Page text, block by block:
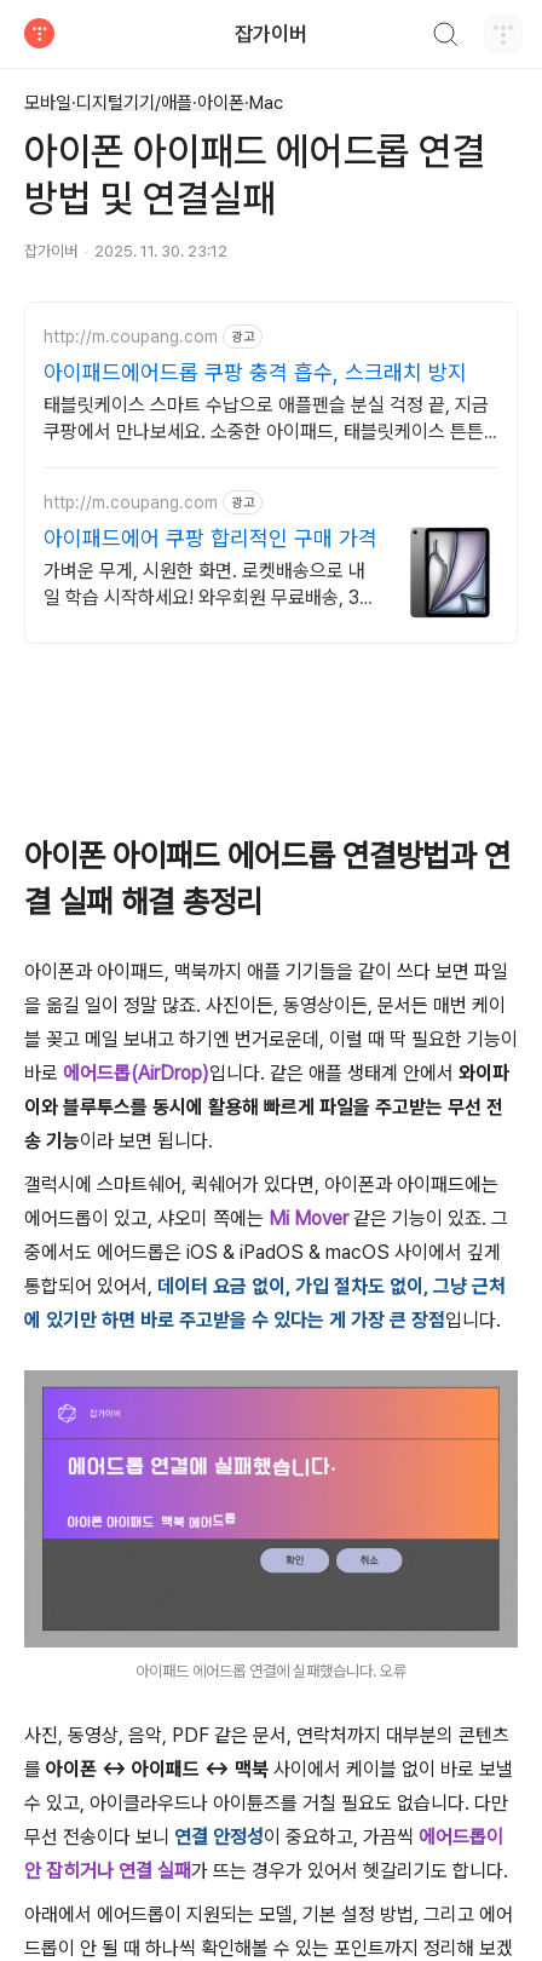
잡가이버
모바일·디지털기기/애플·아이폰·Mac
아이폰 아이패드 에어드롭 연결
방법 및 연결실패
잡가이버 2025. 11. 30. 23:12
http://m.coupang.com 광고
아이패드에어드롭 쿠팡 충격 흡수, 스크래치 방지
태블릿케이스 스마트 수납으로 애플펜슬 분실 걱정 끝, 지금
쿠팡에서 만나보세요. 소중한 아이패드, 태블릿케이스 튼튼
http://m.coupang.com 광고
아이패드에어 쿠팡 합리적인 구매 가격
가벼운 무게, 시원한 화면. 로켓배송으로 내
일 학습 시작하세요! 와우회원 무료배송, 30
아이폰 아이패드 에어드롭 연결방법과 연
결 실패 해결 총정리
아이폰과 아이패드, 맥북까지 애플 기기들을 같이 쓰다 보면 파일
을 옮길 일이 정말 많죠. 사진이든, 동영상이든, 문서든 매번 케이
블 꽂고 메일 보내고 하기엔 번거로운데, 이럴 때 딱 필요한 기능이
바로 에어드롭(AirDrop)입니다. 같은 애플 생태계 안에서 와이파
이와 블루투스를 동시에 활용해 빠르게 파일을 주고받는 무선 전
송 기능이라 보면 됩니다.
갤럭시에 스마트쉐어, 퀵쉐어가 있다면, 아이폰과 아이패드에는
에어드롭이 있고, 샤오미 쪽에는 Mi Mover같은 기능이 있죠. 그
중에서도 에어드롭은 iOS & iPadOS & macOS 사이에서 깊게
통합되어 있어서, 데이터 요금 없이, 가입 절차도 없이, 그냥 근처
에 있기만 하면 바로 주고받을 수 있다는 게 가장 큰 장점입니다.
아이패드 에어드롭 연결에 실패했습니다. 오류
사진, 동영상, 음악, PDF 같은 문서, 연락처까지 대부분의 콘텐츠
를 아이폰 ↔ 아이패드 ↔ 맥북 사이에서 케이블 없이 바로 보낼
수 있고, 아이클라우드나 아이튠즈를 거칠 필요도 없습니다. 다만
무선 전송이다 보니 연결 안정성이 중요하고, 가끔씩 에어드롭이
안 잡히거나 연결 실패가 뜨는 경우가 있어서 헷갈리기도 합니다.
아래에서 에어드롭이 지원되는 모델, 기본 설정 방법, 그리고 에어
드롭이 안 될 때 하나씩 확인해볼 수 있는 포인트까지 정리해 보겠